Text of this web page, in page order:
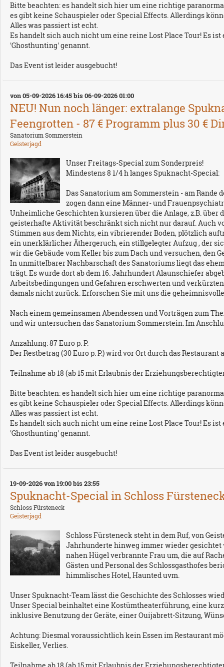
Bitte beachten: es handelt sich hier um eine richtige
es gibt keine Schauspieler oder Special Effects. Allerdings
Alles was passiert ist echt.
Es handelt sich auch nicht um eine reine Lost Place Tour! Es
'Ghosthunting' genannt.
Das Event ist leider ausgebucht!
von 05-09-2026 16:45 bis 06-09-2026 01:00
NEU! Nun noch länger: extralange
Feengrotten - 87 € Programm plus 30 €
Sanatorium Sommerstein
Geisterjagd
Unser Freitags-Special zum Sonderpreis!
Mindestens 8 1/4 h langes Spuknacht-Special:
Das Sanatorium am Sommerstein - am Rande
zogen dann eine Männer- und
Unheimliche Geschichten kursieren über die Anlage, z.B. über
geisterhafte Aktivität beschränkt sich nicht nur darauf. Auch
Stimmen aus dem Nichts, ein vibrierender Boden, plötzlich
ein unerklärlicher Äthergeruch, ein stillgelegter Aufzug , der
wir die Gebäude vom Keller bis zum Dach und versuchen, den
In unmittelbarer Nachbarschaft des Sanatoriums liegt das
trägt. Es wurde dort ab dem 16. Jahrhundert Alaunschiefer
Arbeitsbedingungen und Gefahren erschwerten und
damals nicht zurück. Erforschen Sie mit uns die
Nach einem gemeinsamen Abendessen und Vorträgen zum
und wir untersuchen das Sanatorium Sommerstein. Im
Anzahlung: 87 Euro p. P.
Der Restbetrag (30 Euro p. P.) wird vor Ort durch das Restaurant
Teilnahme ab 18 (ab 15 mit Erlaubnis der
Bitte beachten: es handelt sich hier um eine richtige
es gibt keine Schauspieler oder Special Effects. Allerdings
Alles was passiert ist echt.
Es handelt sich auch nicht um eine reine Lost Place Tour! Es
'Ghosthunting' genannt.
Das Event ist leider ausgebucht!
19-09-2026 von 19:00 bis 23:55
Spuknacht-Special in Schloss Fürsteneck
Schloss Fürsteneck
Geisterjagd
Schloss Fürsteneck steht in dem Ruf, von
Jahrhunderte hinweg immer wieder gesichtet
nahen Hügel verbrannte Frau um, die auf
Gästen und Personal des Schlossgasthofes
himmlisches Hotel, Haunted uvm.
Unser Spuknacht-Team lässt die Geschichte des Schlosses
Unser Special beinhaltet eine Kostümtheaterführung, eine
inklusive Benutzung der Geräte, einer Ouijabrett-Sitzung,
Achtung: Diesmal voraussichtlich kein Essen im Restaurant
Eiskeller, Verlies.